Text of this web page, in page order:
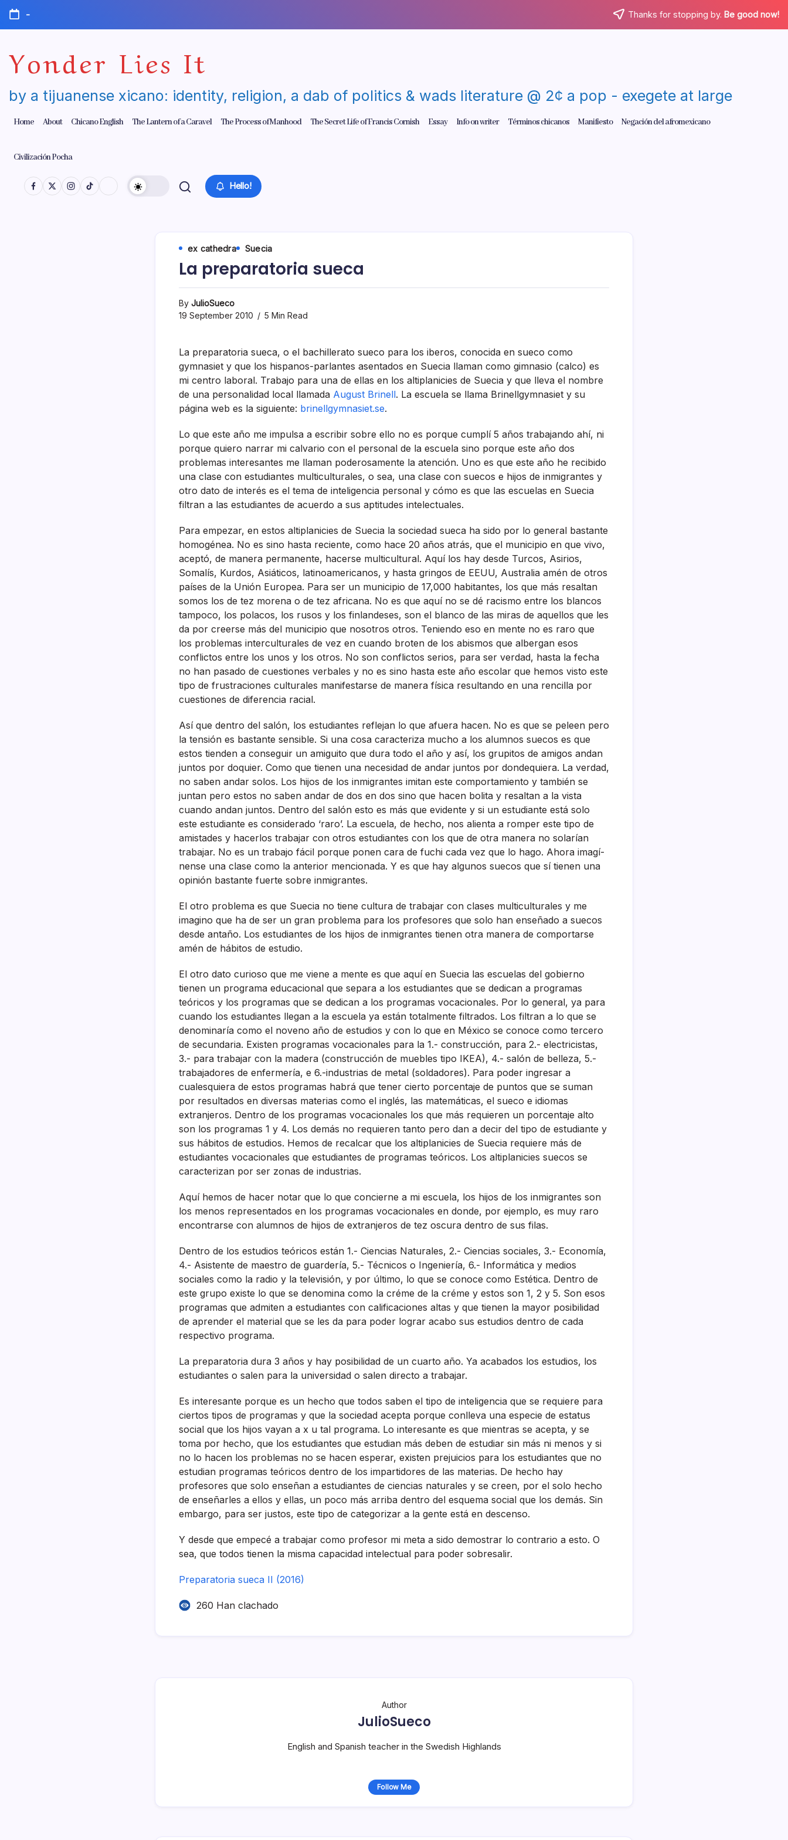
Skip
content
- Thanks for stopping by. Be good now!
Yonder Lies It
by a tijuanense xicano: identity, religion, a dab of politics & wads literature @ 2¢ a pop - exegete at large
Home About Chicano English The Lantern of a Caravel The Process of Manhood The Secret Life of Francis Cornish Essay Info on writer Términos chicanos Manifiesto Negación del afromexicano
Civilización Pocha
Hello!
ex cathedra Suecia
La preparatoria sueca
By JulioSueco
19 September 2010
5 Min Read
La preparatoria sueca, o el bachillerato sueco para los iberos, conocida en sueco como
gymnasiet y que los hispanos-parlantes asentados en Suecia llaman como gimnasio (calco) es
mi centro laboral. Trabajo para una de ellas en los altiplanicies de Suecia y que lleva el nombre
de una personalidad local llamada August Brinell. La escuela se llama Brinellgymnasiet y su
página web es la siguiente: brinellgymnasiet.se.
Lo que este año me impulsa a escribir sobre ello no es porque cumplí­ 5 años trabajando ahí­, ni
porque quiero narrar mi calvario con el personal de la escuela sino porque este año dos
problemas interesantes me llaman poderosamente la atención. Uno es que este año he recibido
una clase con estudiantes multiculturales, o sea, una clase con suecos e hijos de inmigrantes y
otro dato de interés es el tema de inteligencia personal y cómo es que las escuelas en Suecia
filtran a las estudiantes de acuerdo a sus aptitudes intelectuales.
Para empezar, en estos altiplanicies de Suecia la sociedad sueca ha sido por lo general bastante
homogénea. No es sino hasta reciente, como hace 20 años atrás, que el municipio en que vivo,
aceptó, de manera permanente, hacerse multicultural. Aquí­ los hay desde Turcos, Asirios,
Somalí­s, Kurdos, Asiáticos, latinoamericanos, y hasta gringos de EEUU, Australia amén de otros
paí­ses de la Unión Europea. Para ser un municipio de 17,000 habitantes, los que más resaltan
somos los de tez morena o de tez africana. No es que aquí­ no se dé racismo entre los blancos
tampoco, los polacos, los rusos y los finlandeses, son el blanco de las miras de aquellos que les
da por creerse más del municipio que nosotros otros. Teniendo eso en mente no es raro que
los problemas interculturales de vez en cuando broten de los abismos que albergan esos
conflictos entre los unos y los otros. No son conflictos serios, para ser verdad, hasta la fecha
no han pasado de cuestiones verbales y no es sino hasta este año escolar que hemos visto este
tipo de frustraciones culturales manifestarse de manera fí­sica resultando en una rencilla por
cuestiones de diferencia racial.
Así­ que dentro del salón, los estudiantes reflejan lo que afuera hacen. No es que se peleen pero
la tensión es bastante sensible. Si una cosa caracteriza mucho a los alumnos suecos es que
estos tienden a conseguir un amiguito que dura todo el año y así­, los grupitos de amigos andan
juntos por doquier. Como que tienen una necesidad de andar juntos por dondequiera. La verdad,
no saben andar solos. Los hijos de los inmigrantes imitan este comportamiento y también se
juntan pero estos no saben andar de dos en dos sino que hacen bolita y resaltan a la vista
cuando andan juntos. Dentro del salón esto es más que evidente y si un estudiante está solo
este estudiante es considerado ‘raro’. La escuela, de hecho, nos alienta a romper este tipo de
amistades y hacerlos trabajar con otros estudiantes con los que de otra manera no solarí­an
trabajar. No es un trabajo fácil porque ponen cara de fuchi cada vez que lo hago. Ahora imagí­
nense una clase como la anterior mencionada. Y es que hay algunos suecos que sí­ tienen una
opinión bastante fuerte sobre inmigrantes.
El otro problema es que Suecia no tiene cultura de trabajar con clases multiculturales y me
imagino que ha de ser un gran problema para los profesores que solo han enseñado a suecos
desde antaño. Los estudiantes de los hijos de inmigrantes tienen otra manera de comportarse
amén de hábitos de estudio.
El otro dato curioso que me viene a mente es que aquí­ en Suecia las escuelas del gobierno
tienen un programa educacional que separa a los estudiantes que se dedican a programas
teóricos y los programas que se dedican a los programas vocacionales. Por lo general, ya para
cuando los estudiantes llegan a la escuela ya están totalmente filtrados. Los filtran a lo que se
denominarí­a como el noveno año de estudios y con lo que en México se conoce como tercero
de secundaria. Existen programas vocacionales para la 1.- construcción, para 2.- electricistas,
3.- para trabajar con la madera (construcción de muebles tipo IKEA), 4.- salón de belleza, 5.-
trabajadores de enfermerí­a, e 6.-industrias de metal (soldadores). Para poder ingresar a
cualesquiera de estos programas habrá que tener cierto porcentaje de puntos que se suman
por resultados en diversas materias como el inglés, las matemáticas, el sueco e idiomas
extranjeros. Dentro de los programas vocacionales los que más requieren un porcentaje alto
son los programas 1 y 4. Los demás no requieren tanto pero dan a decir del tipo de estudiante y
sus hábitos de estudios. Hemos de recalcar que los altiplanicies de Suecia requiere más de
estudiantes vocacionales que estudiantes de programas teóricos. Los altiplanicies suecos se
caracterizan por ser zonas de industrias.
Aquí­ hemos de hacer notar que lo que concierne a mi escuela, los hijos de los inmigrantes son
los menos representados en los programas vocacionales en donde, por ejemplo, es muy raro
encontrarse con alumnos de hijos de extranjeros de tez oscura dentro de sus filas.
Dentro de los estudios teóricos están 1.- Ciencias Naturales, 2.- Ciencias sociales, 3.- Economí­a,
4.- Asistente de maestro de guarderí­a, 5.- Técnicos o Ingenierí­a, 6.- Informática y medios
sociales como la radio y la televisión, y por último, lo que se conoce como Estética. Dentro de
este grupo existe lo que se denomina como la créme de la créme y estos son 1, 2 y 5. Son esos
programas que admiten a estudiantes con calificaciones altas y que tienen la mayor posibilidad
de aprender el material que se les da para poder lograr acabo sus estudios dentro de cada
respectivo programa.
La preparatoria dura 3 años y hay posibilidad de un cuarto año. Ya acabados los estudios, los
estudiantes o salen para la universidad o salen directo a trabajar.
Es interesante porque es un hecho que todos saben el tipo de inteligencia que se requiere para
ciertos tipos de programas y que la sociedad acepta porque conlleva una especie de estatus
social que los hijos vayan a x u tal programa. Lo interesante es que mientras se acepta, y se
toma por hecho, que los estudiantes que estudian más deben de estudiar sin más ni menos y si
no lo hacen los problemas no se hacen esperar, existen prejuicios para los estudiantes que no
estudian programas teóricos dentro de los impartidores de las materias. De hecho hay
profesores que solo enseñan a estudiantes de ciencias naturales y se creen, por el solo hecho
de enseñarles a ellos y ellas, un poco más arriba dentro del esquema social que los demás. Sin
embargo, para ser justos, este tipo de categorizar a la gente está en descenso.
Y desde que empecé a trabajar como profesor mi meta a sido demostrar lo contrario a esto. O
sea, que todos tienen la misma capacidad intelectual para poder sobresalir.
Preparatoria sueca II (2016)
260 Han clachado
Author
JulioSueco
English and Spanish teacher in the Swedish Highlands
Follow Me